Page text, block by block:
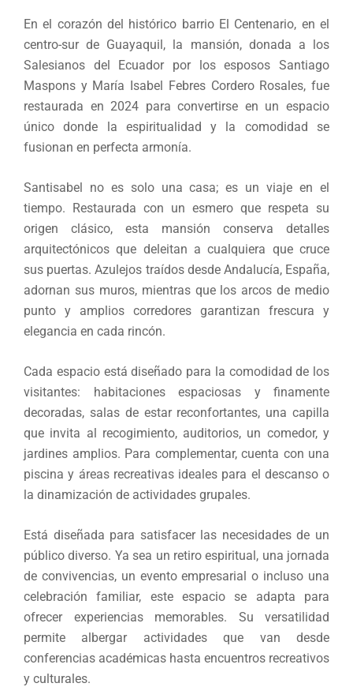
En el corazón del histórico barrio El Centenario, en el
centro-sur de Guayaquil, la mansión, donada a los
Salesianos del Ecuador por los esposos Santiago
Maspons y María Isabel Febres Cordero Rosales, fue
restaurada en 2024 para convertirse en un espacio
único donde la espiritualidad y la comodidad se
fusionan en perfecta armonía.
Santisabel no es solo una casa; es un viaje en el
tiempo. Restaurada con un esmero que respeta su
origen clásico, esta mansión conserva detalles
arquitectónicos que deleitan a cualquiera que cruce
sus puertas. Azulejos traídos desde Andalucía, España,
adornan sus muros, mientras que los arcos de medio
punto y amplios corredores garantizan frescura y
elegancia en cada rincón.
Cada espacio está diseñado para la comodidad de los
visitantes: habitaciones espaciosas y finamente
decoradas, salas de estar reconfortantes, una capilla
que invita al recogimiento, auditorios, un comedor, y
jardines amplios. Para complementar, cuenta con una
piscina y áreas recreativas ideales para el descanso o
la dinamización de actividades grupales.
Está diseñada para satisfacer las necesidades de un
público diverso. Ya sea un retiro espiritual, una jornada
de convivencias, un evento empresarial o incluso una
celebración familiar, este espacio se adapta para
ofrecer experiencias memorables. Su versatilidad
permite albergar actividades que van desde
conferencias académicas hasta encuentros recreativos
y culturales.